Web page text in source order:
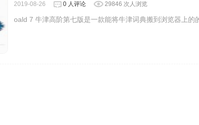
合到各种新应用程序中。 例如，一家公司可以让
程并提高了客户满意度。
Tool）集成
2019-08-26 0 人评论 29846 次人浏览
oald 7 牛津高阶第七版是一款能将牛津词典搬到浏览器上的